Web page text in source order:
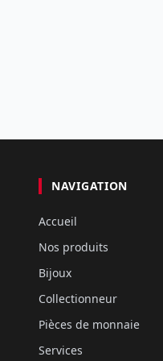
NAVIGATION
Accueil
Nos produits
Bijoux
Collectionneur
Pièces de monnaie
Services